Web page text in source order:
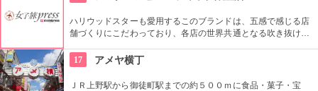
ハリウッドスターも愛用するこのブランドは、五感で感じる店
舗づくりにこだわっており、各店の世界共通となる吹き抜けの
壁面を描き刺激的でエネルギッシュな店舗空間を演出してい
る。
17 アメヤ横丁
ＪＲ上野駅から御徒町駅までの約５００ｍに食品・菓子・宝